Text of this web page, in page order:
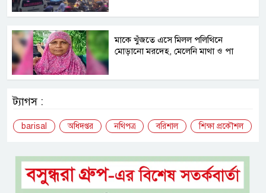
মাকে খুঁজতে এসে মিলল পলিথিনে
মোড়ানো মরদেহ, মেলেনি মাথা ও পা
ট্যাগস :
barisal অধিদপ্তর নথিপত্র বরিশাল শিক্ষা প্রকৌশল